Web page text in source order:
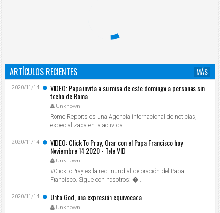
ARTÍCULOS RECIENTES
MÁS
VIDEO: Papa invita a su misa de este domingo a personas sin
techo de Roma
Unknown
2020/11/14
Rome Reports es una Agencia internacional de noticias,
especializada en la activida...
VIDEO: Click To Pray, Orar con el Papa Francisco hoy
Noviembre 14 2020 - Tele VID
Unknown
2020/11/14
#ClickToPray es la red mundial de oración del Papa
Francisco. Sigue con nosotros: ...
Unto God, una expresión equivocada
Unknown
2020/11/14